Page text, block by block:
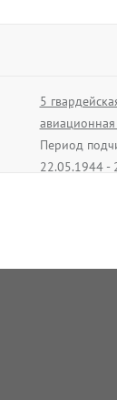
5
Период
22.05.1944 -